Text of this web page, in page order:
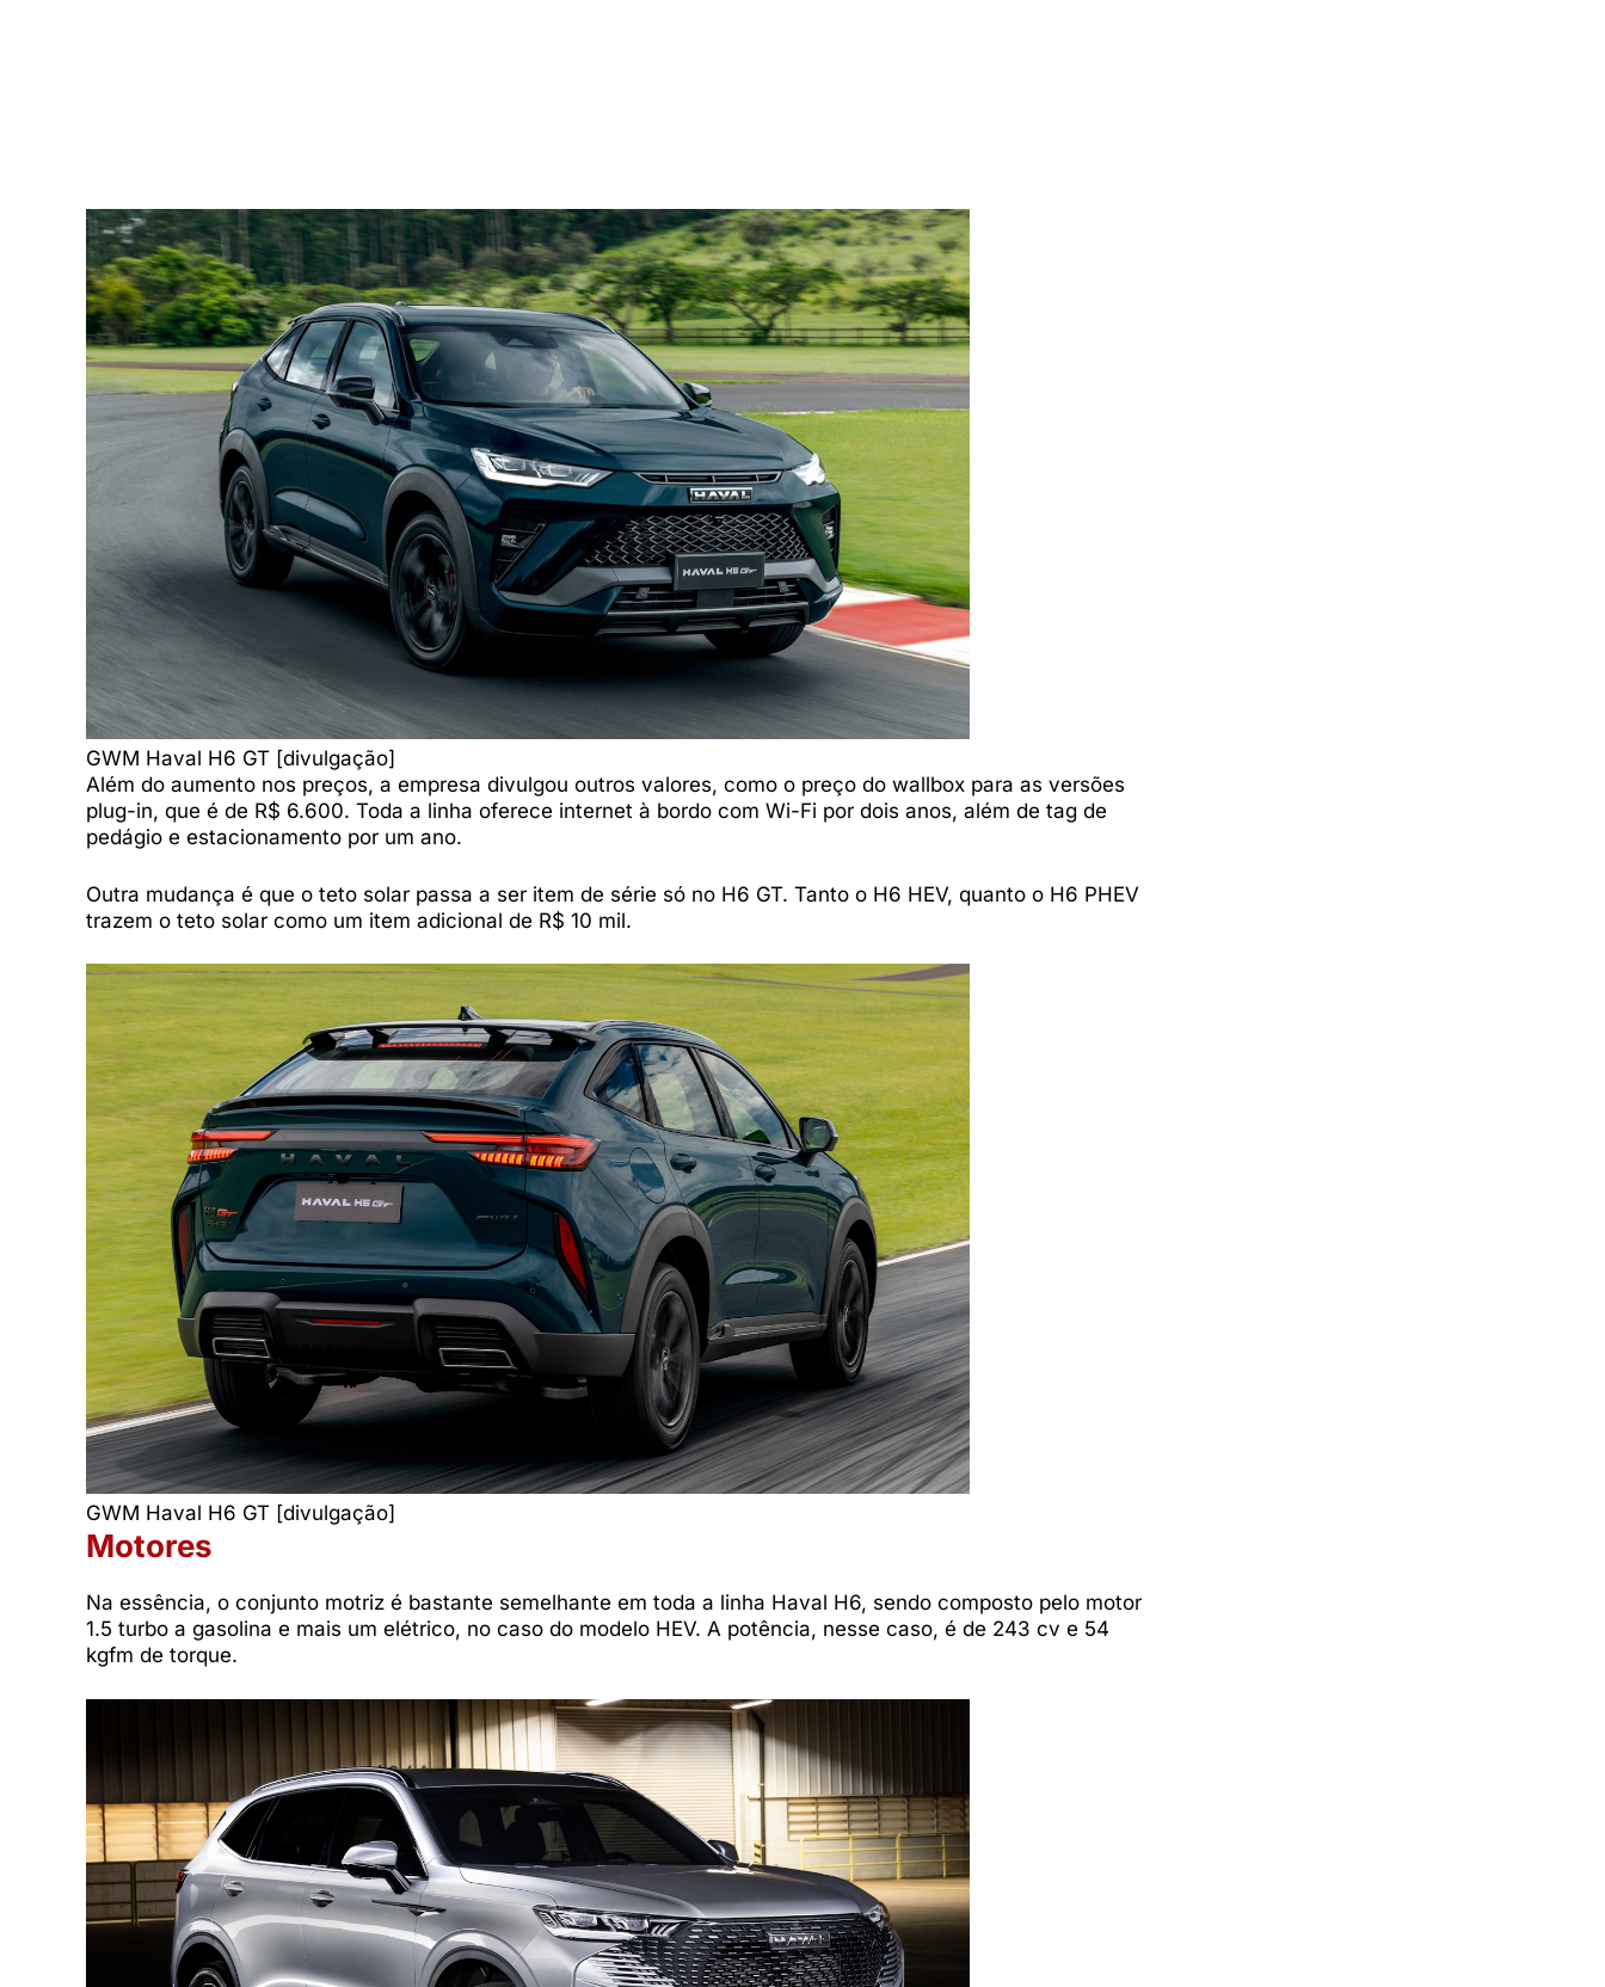
GWM Haval H6 GT [divulgação]
Além do aumento nos preços, a empresa divulgou outros valores, como o preço do wallbox para as versões
plug-in, que é de R$ 6.600. Toda a linha oferece internet à bordo com Wi-Fi por dois anos, além de tag de
pedágio e estacionamento por um ano.
Outra mudança é que o teto solar passa a ser item de série só no H6 GT. Tanto o H6 HEV, quanto o H6 PHEV
trazem o teto solar como um item adicional de R$ 10 mil.
GWM Haval H6 GT [divulgação]
Motores
Na essência, o conjunto motriz é bastante semelhante em toda a linha Haval H6, sendo composto pelo motor
1.5 turbo a gasolina e mais um elétrico, no caso do modelo HEV. A potência, nesse caso, é de 243 cv e 54
kgfm de torque.